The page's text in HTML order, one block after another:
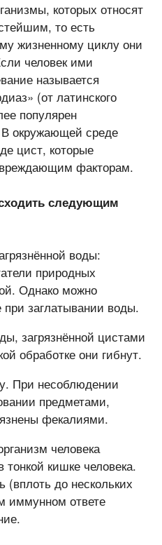
которых относят
то есть
жизненному циклу они
человек ими
называется
(от латинского
популярен
В окружающей среде
цист, которые
факторам.
следующим
воды:
природных
Однако можно
при заглатывании воды.
загрязнённой цистами
обработке они гибнут.
При несоблюдении
предметами,
фекалиями.
человека
кишке человека.
(вплоть до нескольких
иммунном ответе